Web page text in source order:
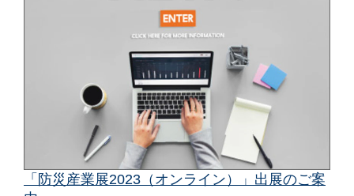
「防災産業展2023（オンライン）」出展のご案